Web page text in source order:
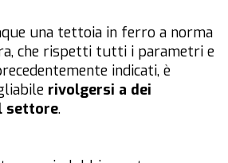
una tettoia in ferro a norma
che rispetti tutti i parametri e
indicati, è
rivolgersi a dei
settore.